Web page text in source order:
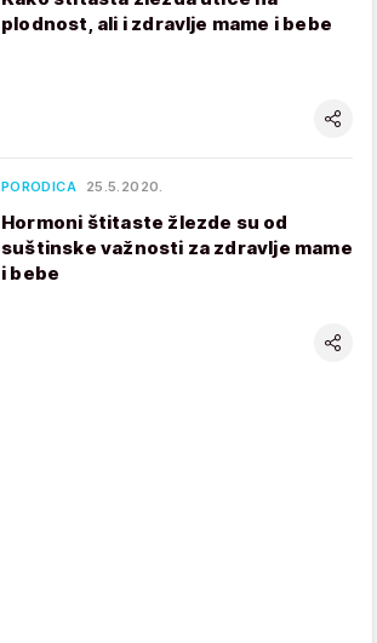
plodnost, ali i zdravlje mame i bebe
PORODICA 25.5.2020.
Hormoni štitaste žlezde su od
suštinske važnosti za zdravlje mame
i bebe